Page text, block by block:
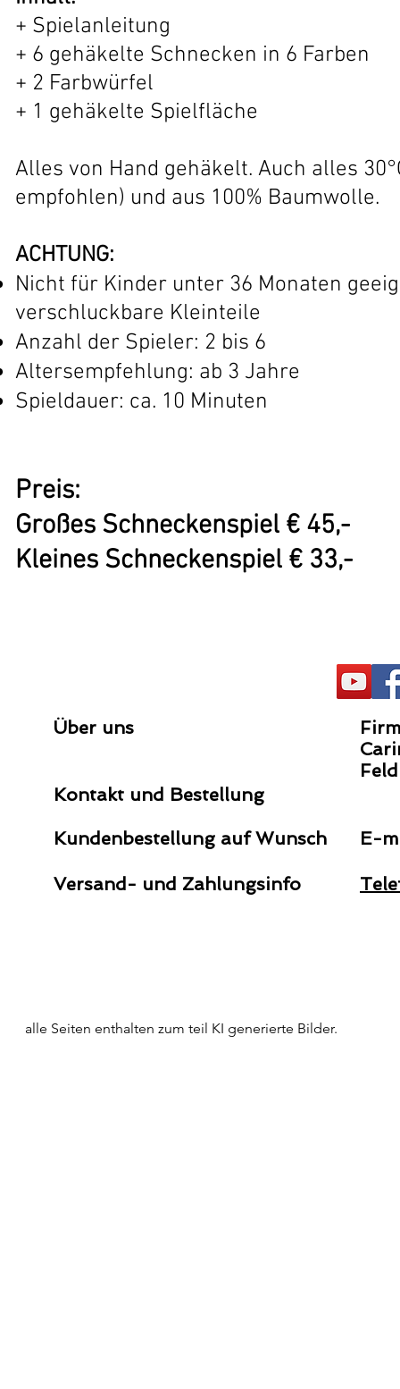
+ Spielanleitung
+ 6 gehäkelte Schnecken in 6 Farben
+ 2 Farbwürfel
+ 1 gehäkelte Spielfläche
Alles von Hand gehäkelt. Auch alles
empfohlen) und aus 100% Baumwolle.
ACHTUNG:
Nicht für Kinder unter 36 Monaten
verschluckbare Kleinteile
Anzahl der Spieler: 2 bis 6
Altersempfehlung: ab 3 Jahre
Spieldauer: ca. 10 Minuten
Preis:
Großes Schneckenspiel € 45,-
Kleines Schneckenspiel € 33,-
Über uns
Kontakt und Bestellung
Kundenbestellung auf Wunsch E-
Versand- und Zahlungsinfo
alle Seiten enthalten zum teil KI generierte Bilder.